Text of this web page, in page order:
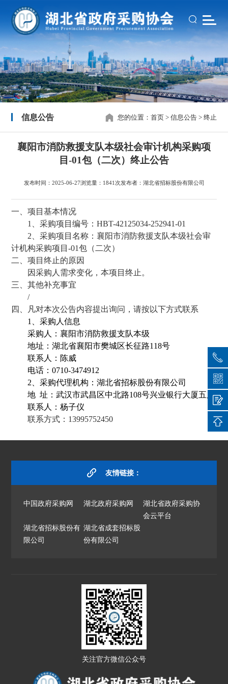
信息公告 您的位置： 首页> 信息公告> 终止
襄阳市消防救援支队本级社会审计机构采购项
目-01包（二次）终止公告
发布时间：2025-06-27浏览量：1841次发布者：湖北省招标股份有限公司
一、项目基本情况
1、采购项目编号：HBT-42125034-252941-01
2、采购项目名称：襄阳市消防救援支队本级社会审
计机构采购项目-01包（二次）
二、项目终止的原因
因采购人需求变化，本项目终止。
三、其他补充事宜
/
四、凡对本次公告内容提出询问，请按以下方式联系
1
、采购人信息
采购人：襄阳市消防救援支队本级
地址：湖北省襄阳市樊城区长征路118号
联系人：陈威
电话：0710-3474912
2 、采购代理机构：湖北省招标股份有限公司
地 址：武汉市武昌区中北路108号兴业银行大厦五层
联系人：杨子仪
联系方式：13995752450
友情链接：
中国政府采购网 湖北政府采购网
湖北省政府采购协
会云平台
湖北省招标股份有
限公司
湖北省成套招标股
份有限公司
关注官方微信公众号